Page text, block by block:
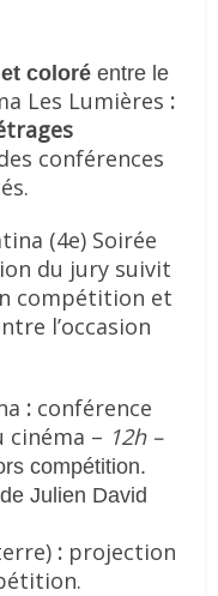
et coloréentre le
Les Lumières :
conférences
(4e) Soirée
du jury suivit
compétition et
l’occasion
: conférence
cinéma – 12h –
compétition.
Julien David
: projection